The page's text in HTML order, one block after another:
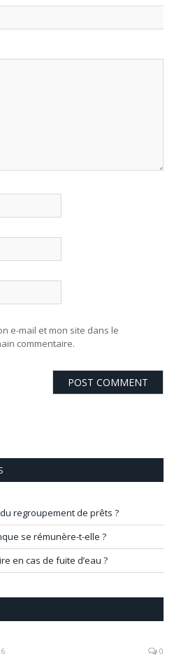
e-mail et mon site dans le
commentaire.
regroupement de prêts ?
se rémunère-t-elle ?
en cas de fuite d’eau ?
0